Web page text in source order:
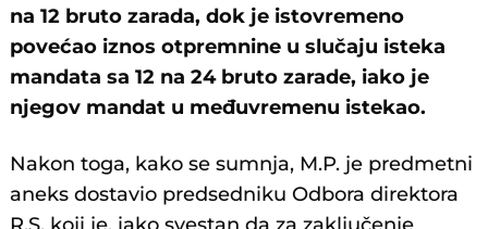
na 12 bruto zarada, dok je istovremeno
povećao iznos otpremnine u slučaju isteka
mandata sa 12 na 24 bruto zarade, iako je
njegov mandat u međuvremenu istekao.
Nakon toga, kako se sumnja, M.P. je predmetni
aneks dostavio predsedniku Odbora direktora